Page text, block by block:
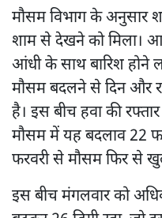
मौसम विभाग के अनुसार
शाम से देखने को मिला।
आंधी के साथ बारिश होने
मौसम बदलने से दिन और
है। इस बीच हवा की
मौसम में यह बदलाव 22
फरवरी से मौसम फिर से
इस बीच मंगलवार को